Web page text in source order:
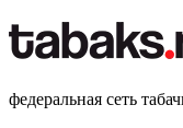
федеральная сеть